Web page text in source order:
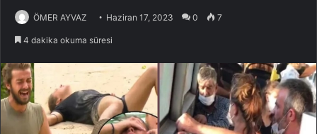
ÖMER AYVAZ Haziran 17, 2023 0 7
4 dakika okuma süresi